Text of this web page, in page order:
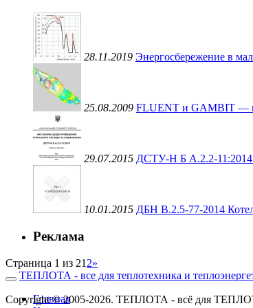
28.11.2019 Энергосбережение в
25.08.2009 FLUENT и GAMBIT —
29.07.2015 ДСТУ-Н Б А.2.2-
10.01.2015 ДБН В.2.5-77-2014
Реклама
Страница 1 из 21 2»
ТЕПЛОТА - все для теплотехника и
Главная
Copyright © 2005-2026. ТЕПЛОТА - всё для